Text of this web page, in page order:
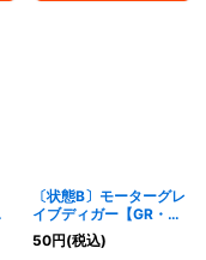
〔状態B〕モーターグレ
イブディガー【GR・プ
レミアム】{BP12-P13}
《ナイトメア》
50円(税込)